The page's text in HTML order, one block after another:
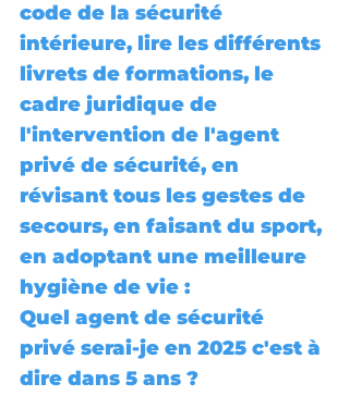
code de la sécurité
intérieure, lire les différents
livrets de formations, le
cadre juridique de
l'intervention de l'agent
privé de sécurité, en
révisant tous les gestes de
secours, en faisant du sport,
en adoptant une meilleure
hygiène de vie :
Quel agent de sécurité
privé serai-je en 2025 c'est à
dire dans 5 ans ?